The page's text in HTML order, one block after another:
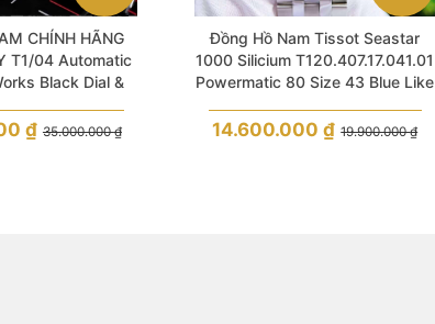
CHÍNH HÃNG
T1/04 Automatic
Black Dial &
Men
35.000.000₫
₫
Đồng Hồ Nam Tissot Seastar
1000 Silicium T120.407.17.041.01
Powermatic 80 Size 43 Blue Like
19.900.000₫
14.600.000₫